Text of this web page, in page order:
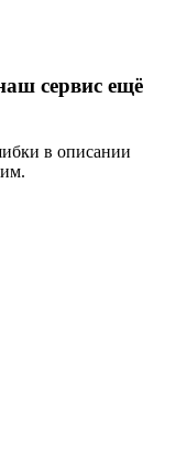
сервис ещё
в описании